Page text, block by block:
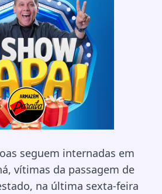
seguem internadas em
vítimas da passagem de
na última sexta-feira